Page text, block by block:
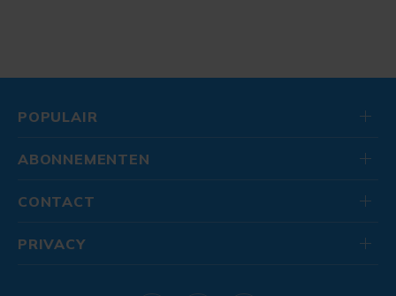
POPULAIR
ABONNEMENTEN
CONTACT
PRIVACY